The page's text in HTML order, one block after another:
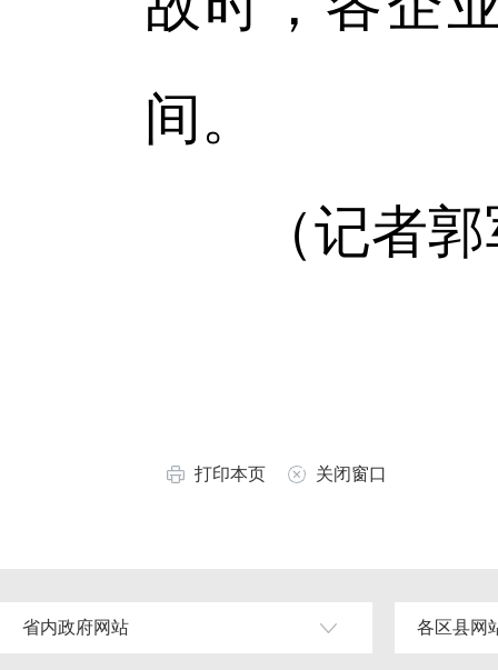
间。
（记者郭
打印本页 关闭窗口
省内政府网站 各区县网